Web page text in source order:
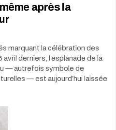
après la
marquant la célébration des
derniers, l’esplanade de la
— autrefois symbole de
— est aujourd’hui laissée